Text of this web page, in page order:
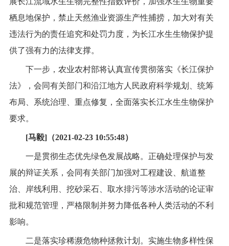
栖息地保护，禁止天然渔业资源生产性捕捞，加大对有关
违法行为的责任追究和处罚力度，为长江水生生物保护提
供了强有力的法律支撑。
下一步，农业农村部将认真宣传贯彻落实《长江保护
法》，会同有关部门和沿江地方人民政府科学规划、统筹
布局、系统治理、重点修复，全面落实长江水生生物保护
要求。
[马毅]（2021-02-23 10:55:48）
一是贯彻生态优先绿色发展战略。正确处理保护与发
展的辩证关系，会同有关部门加强对工程建设、航道整
治、岸线利用、挖砂采石、取水排污等涉水活动的论证审
批和规范管理，严格限制并努力降低各种人类活动的不利
影响。
二是落实珍稀濒危物种拯救计划。实施生物多样性保